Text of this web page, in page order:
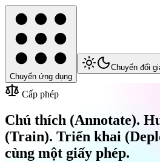
Chuyển ứng dụng
Chuyển đổi
Cấp phép
Chú thích (Annotate).
(Train). Triển khai
cùng một giấy phép.